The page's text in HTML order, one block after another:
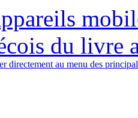
du livre
directement au menu des